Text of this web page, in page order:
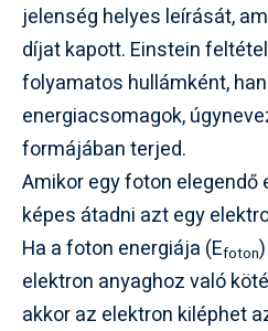
jelenség helyes leírását,
díjat kapott. Einstein
folyamatos hullámként,
energiacsomagok,
formájában terjed.
Amikor egy foton elegendő
képes átadni azt egy
Ha a foton energiája (Efoton
elektron anyaghoz való
akkor az elektron kiléphet